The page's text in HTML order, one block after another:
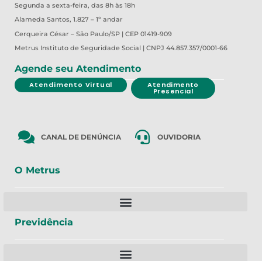
Segunda a sexta-feira, das 8h às 18h
Alameda Santos, 1.827 – 1º andar
Cerqueira César – São Paulo/SP | CEP 01419-909
Metrus Instituto de Seguridade Social | CNPJ 44.857.357/0001-66
Agende seu Atendimento
Atendimento Virtual Atendimento
Presencial
CANAL DE DENÚNCIA OUVIDORIA
O Metrus
Previdência